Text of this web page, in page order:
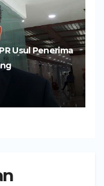
Usul Penerima